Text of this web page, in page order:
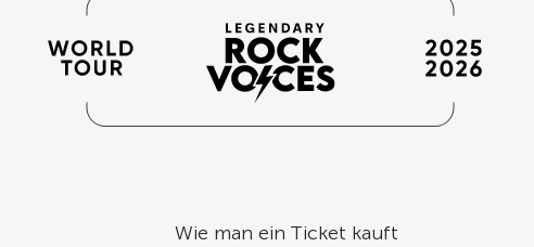
Wie man ein Ticket kauft